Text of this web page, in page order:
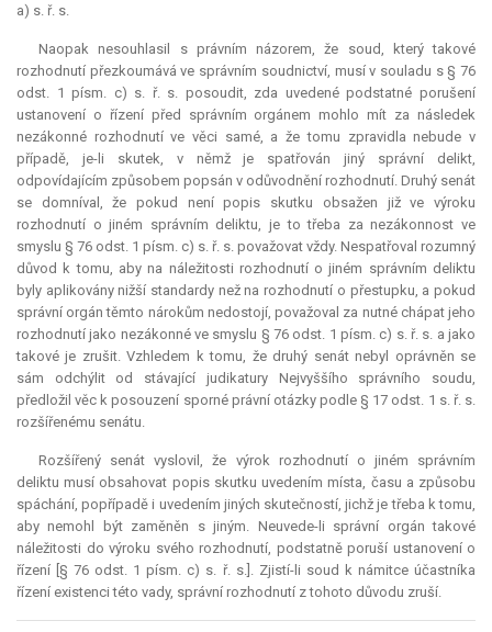
a) s. ř. s.
Naopak nesouhlasil s právním názorem, že soud, který takové
rozhodnutí přezkoumává ve správním soudnictví, musí v souladu s § 76
odst. 1 písm. c) s. ř. s. posoudit, zda uvedené podstatné porušení
ustanovení o řízení před správním orgánem mohlo mít za následek
nezákonné rozhodnutí ve věci samé, a že tomu zpravidla nebude v
případě, je-li skutek, v němž je spatřován jiný správní delikt,
odpovídajícím způsobem popsán v odůvodnění rozhodnutí. Druhý senát
se domníval, že pokud není popis skutku obsažen již ve výroku
rozhodnutí o jiném správním deliktu, je to třeba za nezákonnost ve
smyslu § 76 odst. 1 písm. c) s. ř. s. považovat vždy. Nespatřoval rozumný
důvod k tomu, aby na náležitosti rozhodnutí o jiném správním deliktu
byly aplikovány nižší standardy než na rozhodnutí o přestupku, a pokud
správní orgán těmto nárokům nedostojí, považoval za nutné chápat jeho
rozhodnutí jako nezákonné ve smyslu § 76 odst. 1 písm. c) s. ř. s. a jako
takové je zrušit. Vzhledem k tomu, že druhý senát nebyl oprávněn se
sám odchýlit od stávající judikatury Nejvyššího správního soudu,
předložil věc k posouzení sporné právní otázky podle § 17 odst. 1 s. ř. s.
rozšířenému senátu.
Rozšířený senát vyslovil, že výrok rozhodnutí o jiném správním
deliktu musí obsahovat popis skutku uvedením místa, času a způsobu
spáchání, popřípadě i uvedením jiných skutečností, jichž je třeba k tomu,
aby nemohl být zaměněn s jiným. Neuvede-li správní orgán takové
náležitosti do výroku svého rozhodnutí, podstatně poruší ustanovení o
řízení [§ 76 odst. 1 písm. c) s. ř. s.]. Zjistí-li soud k námitce účastníka
řízení existenci této vady, správní rozhodnutí z tohoto důvodu zruší.